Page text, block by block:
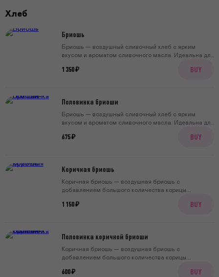
Хлеб
Бриошь
Бриошь — воздушный сливочный хлеб с ярким
вкусом и ароматом сливочного масла. Идеальна для
1 350 ₽ BUY
Половинка бриоши
Бриошь — воздушный сливочный хлеб с ярким
вкусом и ароматом сливочного масла. Идеальна для
675 ₽ BUY
Коричная бриошь
Коричная бриошь — воздушная бриошь с
добавлением большого количества корицы.
сливочном масле, предварительно посыпав кусочек
1 150 ₽ BUY
Половинка коричной бриоши
Коричная бриошь — воздушная бриошь с
добавлением большого количества корицы.
сливочном масле, предварительно посыпав кусочек
600 ₽ BUY